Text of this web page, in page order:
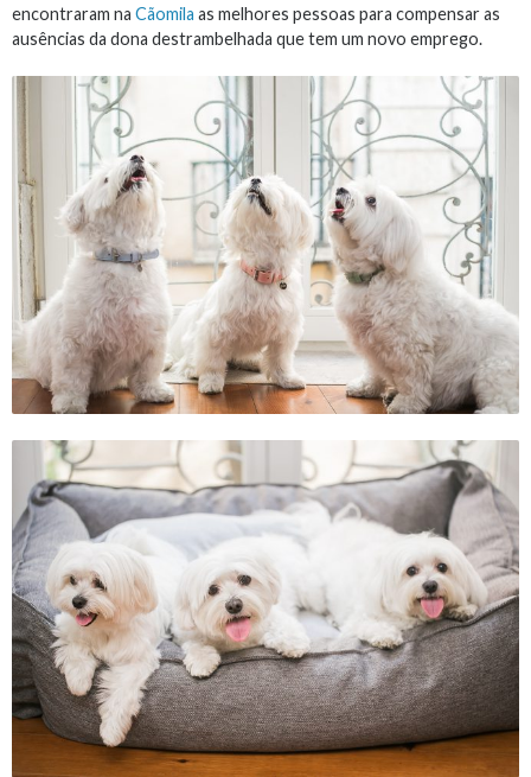
encontraram na Cãomila as melhores pessoas para compensar as
ausências da dona destrambelhada que tem um novo emprego.